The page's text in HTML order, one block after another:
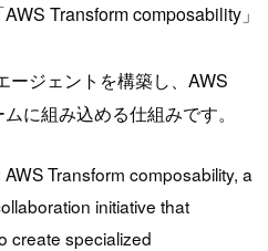
Transform composability」
ージェントを構築し、AWS
に組み込める仕組みです。
Transform composability, a
initiative that
create specialized